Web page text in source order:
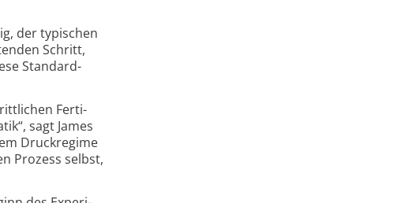
der typischen
Schritt,
Standard­
Ferti­
sagt James
Druckregime
Prozess selbst,